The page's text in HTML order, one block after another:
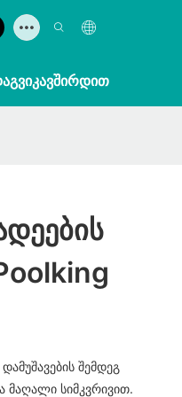
შემდეგ
მაღალი სიმკვრივით.